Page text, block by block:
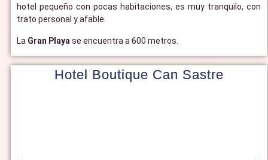
hotel pequeño con pocas habitaciones, es muy tranquilo, con
trato personal y afable.
La Gran Playa se encuentra a 600 metros.
Hotel Boutique Can Sastre